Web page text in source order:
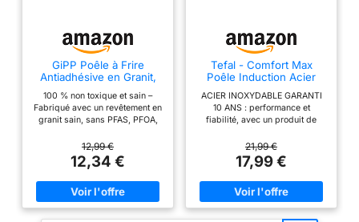
GiPP Poêle à Frire
Antiadhésive en Granit,
Induction
100 % non toxique et sain –
Fabriqué avec un revêtement en
granit sain, sans PFAS, PFOA,
cadmium, et approuvé par SGS.
La poêle en céramique GiPP est
sans danger pour votre famille
et l'environnement ! Antiadhésif
en granit – Les aliments glissent
facilement, nécessitant moins
12,99 €
12,34 €
Tefal - Comfort Max
Poêle Induction Acier
ACIER INOXYDABLE GARANTI
10 ANS : performance et
fiabilité, avec un produit de
robuste conçu pour durer
REVÊTEMENT ANTIADHÉSIF
EXCEPTIONNEL : le revêtement
Tefal haute qualité est infusé au
Titanium pour des
performances antiadhésives
21,99 €
17,99 €